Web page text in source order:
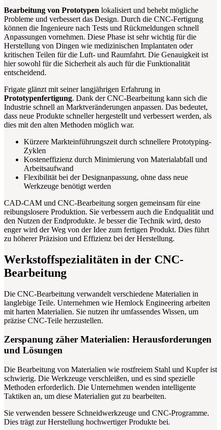
Bearbeitung von Prototypen lokalisiert und behebt mögliche
Probleme und verbessert das Design. Durch die CNC-Fertigung
können die Ingenieure nach Tests und Rückmeldungen schnell
Anpassungen vornehmen. Diese Phase ist sehr wichtig für die
Herstellung von Dingen wie medizinischen Implantaten oder
kritischen Teilen für die Luft- und Raumfahrt. Die Genauigkeit ist
hier sowohl für die Sicherheit als auch für die Funktionalität
entscheidend.
Frigate glänzt mit seiner langjährigen Erfahrung in
Prototypenfertigung. Dank der CNC-Bearbeitung kann sich die
Industrie schnell an Marktveränderungen anpassen. Das bedeutet,
dass neue Produkte schneller hergestellt und verbessert werden, als
dies mit den alten Methoden möglich war.
Kürzere Markteinführungszeit durch schnellere Prototyping-
Zyklen
Kosteneffizienz durch Minimierung von Materialabfall und
Arbeitsaufwand
Flexibilität bei der Designanpassung, ohne dass neue
Werkzeuge benötigt werden
CAD-CAM und CNC-Bearbeitung sorgen gemeinsam für eine
reibungslosere Produktion. Sie verbessern auch die Endqualität und
den Nutzen der Endprodukte. Je besser die Technik wird, desto
enger wird der Weg von der Idee zum fertigen Produkt. Dies führt
zu höherer Präzision und Effizienz bei der Herstellung.
Werkstoffspezialitäten in der CNC-
Bearbeitung
Die CNC-Bearbeitung verwandelt verschiedene Materialien in
langlebige Teile. Unternehmen wie Hemlock Engineering arbeiten
mit harten Materialien. Sie nutzen ihr umfassendes Wissen, um
präzise CNC-Teile herzustellen.
Zerspanung zäher Materialien: Herausforderungen
und Lösungen
Die Bearbeitung von Materialien wie rostfreiem Stahl und Kupfer ist
schwierig. Die Werkzeuge verschleißen, und es sind spezielle
Methoden erforderlich. Die Unternehmen wenden intelligente
Taktiken an, um diese Materialien gut zu bearbeiten.
Sie verwenden bessere Schneidwerkzeuge und CNC-Programme.
Dies trägt zur Herstellung hochwertiger Produkte bei.